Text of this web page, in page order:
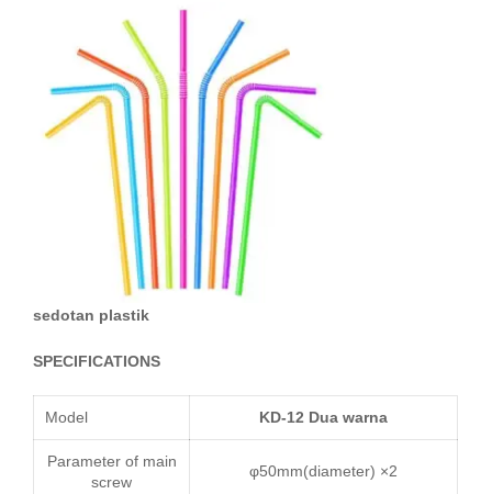
sedotan plastik
SPECIFICATIONS
Model KD-12 Dua warna
Parameter of main
screw
φ50mm(diameter) ×2